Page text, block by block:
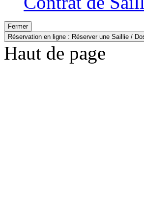
Fermer
Réservation en ligne : Réserver une Saillie /
Haut de page